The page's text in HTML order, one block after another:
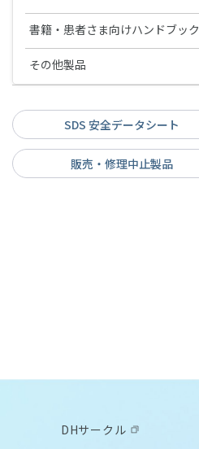
マルチシリンジ&マルチシリンジ
用チップ
エアーカッター(タイプS)
ト 〈LED仕様〉
切削・研磨関連製品
松風ウルトラソニッククリーナ
ー SUC-45
すみずみクリーンキッズ プレミ
アム
iOシリーズ専用替えブラシ 4種類
6種類
ピカ
ピカ泡クール
ラクシデント
書籍・患者さま向けハンドブック
書籍
魅せる白い歯〜審美修復の臨床
と今後の展望について〜
MIコンセプトに基づく審美歯科
そのイビキ！睡眠時無呼吸か
も？
お口の健康と妊産婦＆赤ちゃん
その他製品
メルサージュPCペレット
サージセル・アブソーバブル・
ヘモスタットMD
SDS 安全データシート
販売・修理中止製品
DHサークル